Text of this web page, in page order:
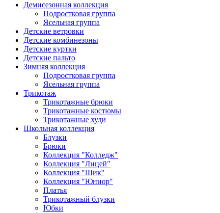
Демисезонная коллекция
Подростковая группа
Ясельная группа
Детские ветровки
Детские комбинезоны
Детские куртки
Детские пальто
Зимняя коллекция
Подростковая группа
Ясельная группа
Трикотаж
Трикотажные брюки
Трикотажные костюмы
Трикотажные худи
Школьная коллекция
Блузки
Брюки
Коллекция "Колледж"
Коллекция "Лицей"
Коллекция "Шик"
Коллекция "Юниор"
Платья
Трикотажный блузки
Юбки